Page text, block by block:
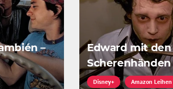
–
Edward mit den
Scherenhänden
Disney+ Amazon Leihen